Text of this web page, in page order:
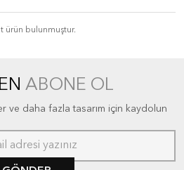
ürün bulunmuştur.
ABONE OL
ve daha fazla tasarım için kaydolun